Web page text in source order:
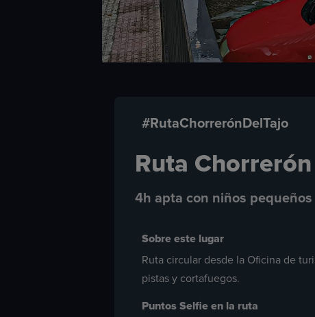
#RutaChorrerónDelTajo
Ruta
4h apta con niños pequeños
Sobre este lugar
Ruta circular desde la Oficina de
pistas y cortafuegos.
Puntos Selfie en la ruta